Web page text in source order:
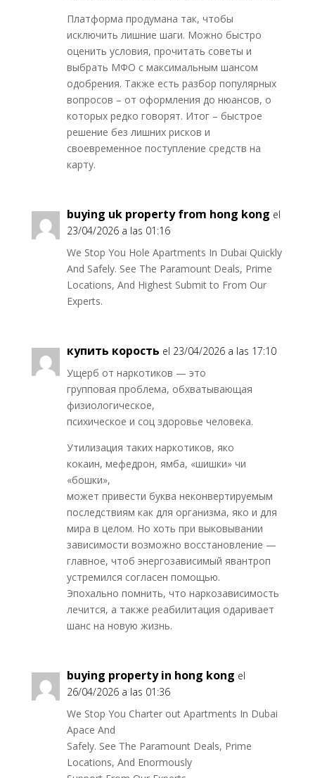
Платформа продумана так, чтобы
исключить лишние шаги. Можно быстро
оценить условия, прочитать советы и
выбрать МФО с максимальным шансом
одобрения. Также есть разбор популярных
вопросов – от оформления до нюансов, о
которых редко говорят. Итог – быстрое
решение без лишних рисков и
своевременное поступление средств на
карту.
buying uk property from hong kong el
23/04/2026 a las 01:16
We Stop You Hole Apartments In Dubai Quickly
And Safely. See The Paramount Deals, Prime
Locations, And Highest Submit to From Our
Experts.
купить корость el 23/04/2026 a las 17:10
Ущерб от наркотиков — это
групповая проблема, обхватывающая
физиологическое,
психическое и соц здоровье человека.
Утилизация таких наркотиков, яко
кокаин, мефедрон, ямба, «шишки» чи
«бошки»,
может привести буква неконвертируемым
последствиям как для организма, яко и для
мира в целом. Но хоть при выковывании
зависимости возможно восстановление —
главное, чтоб энергозависимый явантроп
устремился согласен помощью.
Эпохально помнить, что наркозависимость
лечится, а также реабилитация одаривает
шанс на новую жизнь.
buying property in hong kong el
26/04/2026 a las 01:36
We Stop You Charter out Apartments In Dubai
Apace And
Safely. See The Paramount Deals, Prime
Locations, And Enormously